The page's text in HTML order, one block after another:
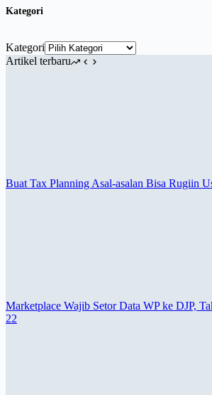
Kategori
Kategori
Artikel terbaru
Buat Tax Planning Asal-asalan Bisa Rugiin
Marketplace Wajib Setor Data WP ke DJP,
22